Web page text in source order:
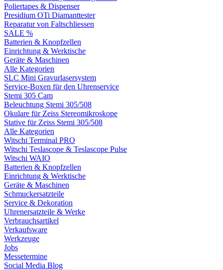
Poliertapes & Dispenser
Presidium OTi Diamanttester
Reparatur von Faltschliessen
SALE %
Batterien & Knopfzellen
Einrichtung & Werktische
Geräte & Maschinen
Alle Kategorien
SLC Mini Gravurlasersystem
Service-Boxen für den Uhrenservice
Stemi 305 Cam
Beleuchtung Stemi 305/508
Okulare für Zeiss Stereomikroskope
Stative für Zeiss Stemi 305/508
Alle Kategorien
Witschi Terminal PRO
Witschi Teslascope & Teslascope Pulse
Witschi WAIO
Batterien & Knopfzellen
Einrichtung & Werktische
Geräte & Maschinen
Schmuckersatzteile
Service & Dekoration
Uhrenersatzteile & Werke
Verbrauchsartikel
Verkaufsware
Werkzeuge
Jobs
Messetermine
Social Media Blog